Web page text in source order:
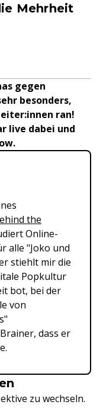
Mehrheit
gegen
besonders,
ran!
live dabei und
the
Online-
alle "Joko und
stiehlt mir die
Popkultur
bot, bei der
von
dass er
zu wechseln.